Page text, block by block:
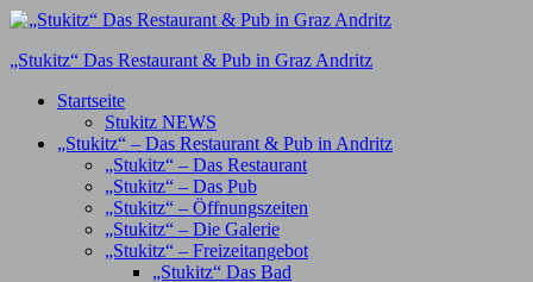
„Stukitz“ Das Restaurant & Pub in Graz Andritz
Primary
Menu
Startseite
Stukitz NEWS
„Stukitz“ – Das Restaurant & Pub in Andritz
„Stukitz“ – Das Restaurant
„Stukitz“ – Das Pub
„Stukitz“ – Öffnungszeiten
„Stukitz“ – Die Galerie
„Stukitz“ – Freizeitangebot
„Stukitz“ Das Bad